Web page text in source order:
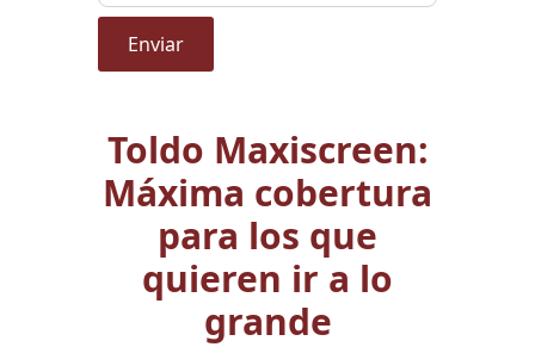
Enviar
Toldo Maxiscreen:
Máxima cobertura
para los que
quieren ir a lo
grande